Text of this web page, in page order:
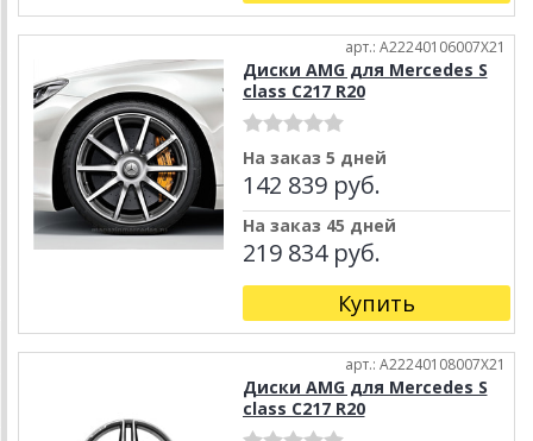
арт.: A22240106007X21
Диски AMG для Mercedes S
class C217 R20
На заказ 5 дней
142 839 руб.
На заказ 45 дней
219 834 руб.
Купить
арт.: A22240108007X21
Диски AMG для Mercedes S
class C217 R20